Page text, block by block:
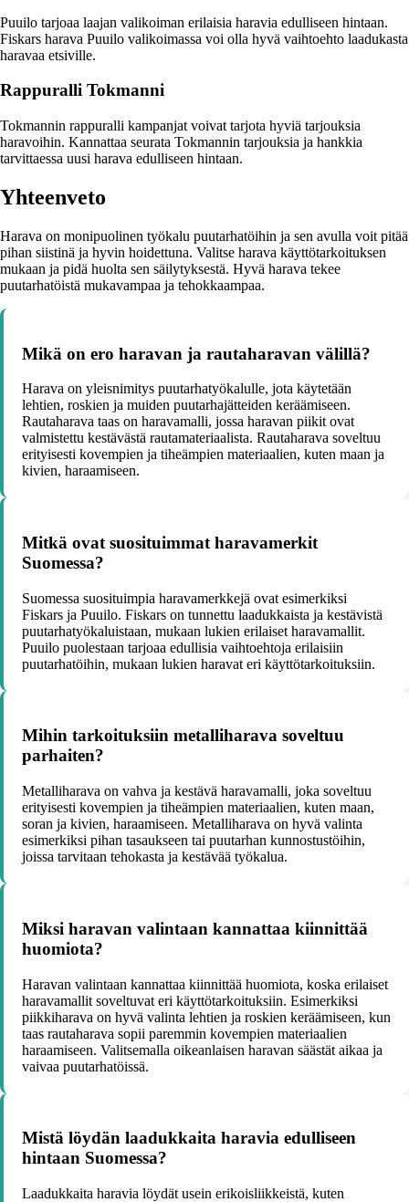
Puuilo tarjoaa laajan valikoiman erilaisia haravia edulliseen hintaan.
Fiskars harava Puuilo valikoimassa voi olla hyvä vaihtoehto laadukasta
haravaa etsiville.
Rappuralli Tokmanni
Tokmannin rappuralli kampanjat voivat tarjota hyviä tarjouksia
haravoihin. Kannattaa seurata Tokmannin tarjouksia ja hankkia
tarvittaessa uusi harava edulliseen hintaan.
Yhteenveto
Harava on monipuolinen työkalu puutarhatöihin ja sen avulla voit pitää
pihan siistinä ja hyvin hoidettuna. Valitse harava käyttötarkoituksen
mukaan ja pidä huolta sen säilytyksestä. Hyvä harava tekee
puutarhatöistä mukavampaa ja tehokkaampaa.
Mikä on ero haravan ja rautaharavan välillä?
Harava on yleisnimitys puutarhatyökalulle, jota käytetään
lehtien, roskien ja muiden puutarhajätteiden keräämiseen.
Rautaharava taas on haravamalli, jossa haravan piikit ovat
valmistettu kestävästä rautamateriaalista. Rautaharava soveltuu
erityisesti kovempien ja tiheämpien materiaalien, kuten maan ja
kivien, haraamiseen.
Mitkä ovat suosituimmat haravamerkit
Suomessa?
Suomessa suosituimpia haravamerkkejä ovat esimerkiksi
Fiskars ja Puuilo. Fiskars on tunnettu laadukkaista ja kestävistä
puutarhatyökaluistaan, mukaan lukien erilaiset haravamallit.
Puuilo puolestaan tarjoaa edullisia vaihtoehtoja erilaisiin
puutarhatöihin, mukaan lukien haravat eri käyttötarkoituksiin.
Mihin tarkoituksiin metalliharava soveltuu
parhaiten?
Metalliharava on vahva ja kestävä haravamalli, joka soveltuu
erityisesti kovempien ja tiheämpien materiaalien, kuten maan,
soran ja kivien, haraamiseen. Metalliharava on hyvä valinta
esimerkiksi pihan tasaukseen tai puutarhan kunnostustöihin,
joissa tarvitaan tehokasta ja kestävää työkalua.
Miksi haravan valintaan kannattaa kiinnittää
huomiota?
Haravan valintaan kannattaa kiinnittää huomiota, koska erilaiset
haravamallit soveltuvat eri käyttötarkoituksiin. Esimerkiksi
piikkiharava on hyvä valinta lehtien ja roskien keräämiseen, kun
taas rautaharava sopii paremmin kovempien materiaalien
haraamiseen. Valitsemalla oikeanlaisen haravan säästät aikaa ja
vaivaa puutarhatöissä.
Mistä löydän laadukkaita haravia edulliseen
hintaan Suomessa?
Laadukkaita haravia löydät usein erikoisliikkeistä, kuten